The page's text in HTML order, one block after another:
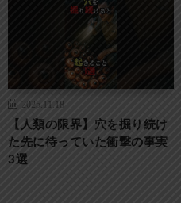
2025.11.18
【人類の限界】穴を掘り続け
た先に待っていた衝撃の事実
3選